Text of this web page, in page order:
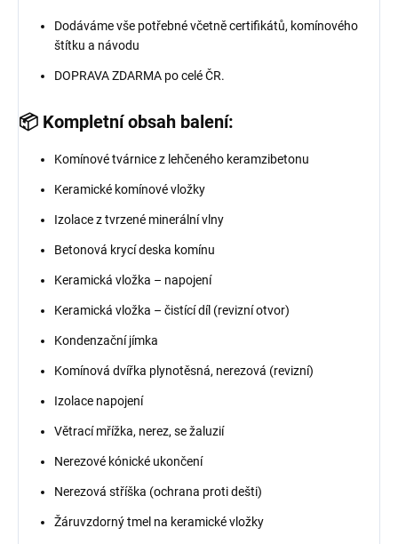
Dodáváme vše potřebné včetně certifikátů, komínového
štítku a návodu
DOPRAVA ZDARMA po celé ČR.
📦 Kompletní obsah balení:
Komínové tvárnice z lehčeného keramzibetonu
Keramické komínové vložky
Izolace z tvrzené minerální vlny
Betonová krycí deska komínu
Keramická vložka – napojení
Keramická vložka – čistící díl (revizní otvor)
Kondenzační jímka
Komínová dvířka plynotěsná, nerezová (revizní)
Izolace napojení
Větrací mřížka, nerez, se žaluzií
Nerezové kónické ukončení
Nerezová stříška (ochrana proti dešti)
Žáruvzdorný tmel na keramické vložky